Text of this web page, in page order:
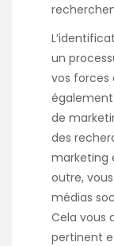
un
vos forces
de
des
marketing
outre,
médias
Cela vous
pertinent